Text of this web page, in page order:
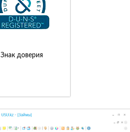
Знак доверия